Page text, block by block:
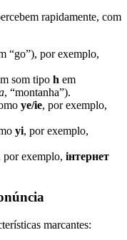
rapidamente, com
“go”), por exemplo,
som tipo h em
, “montanha”).
ye/ie, por exemplo,
yi, por exemplo,
por exemplo, інтернет
marcantes: